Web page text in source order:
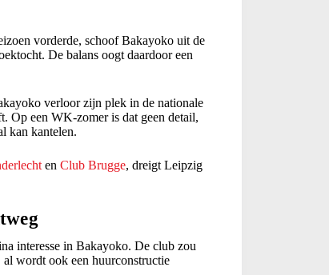
vorderde, schoof Bakayoko uit de
De balans oogt daardoor een
verloor zijn plek in de nationale
Op een WK-zomer is dat geen detail,
kan kantelen.
en Club Brugge, dreigt Leipzig
interesse in Bakayoko. De club zou
wordt ook een huurconstructie